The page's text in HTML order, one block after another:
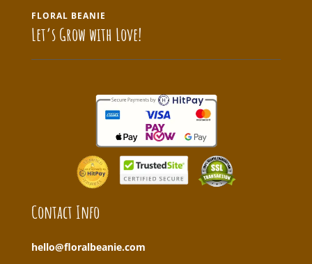
FLORAL BEANIE
Let’s Grow with Love!
Contact Info
hello@floralbeanie.com